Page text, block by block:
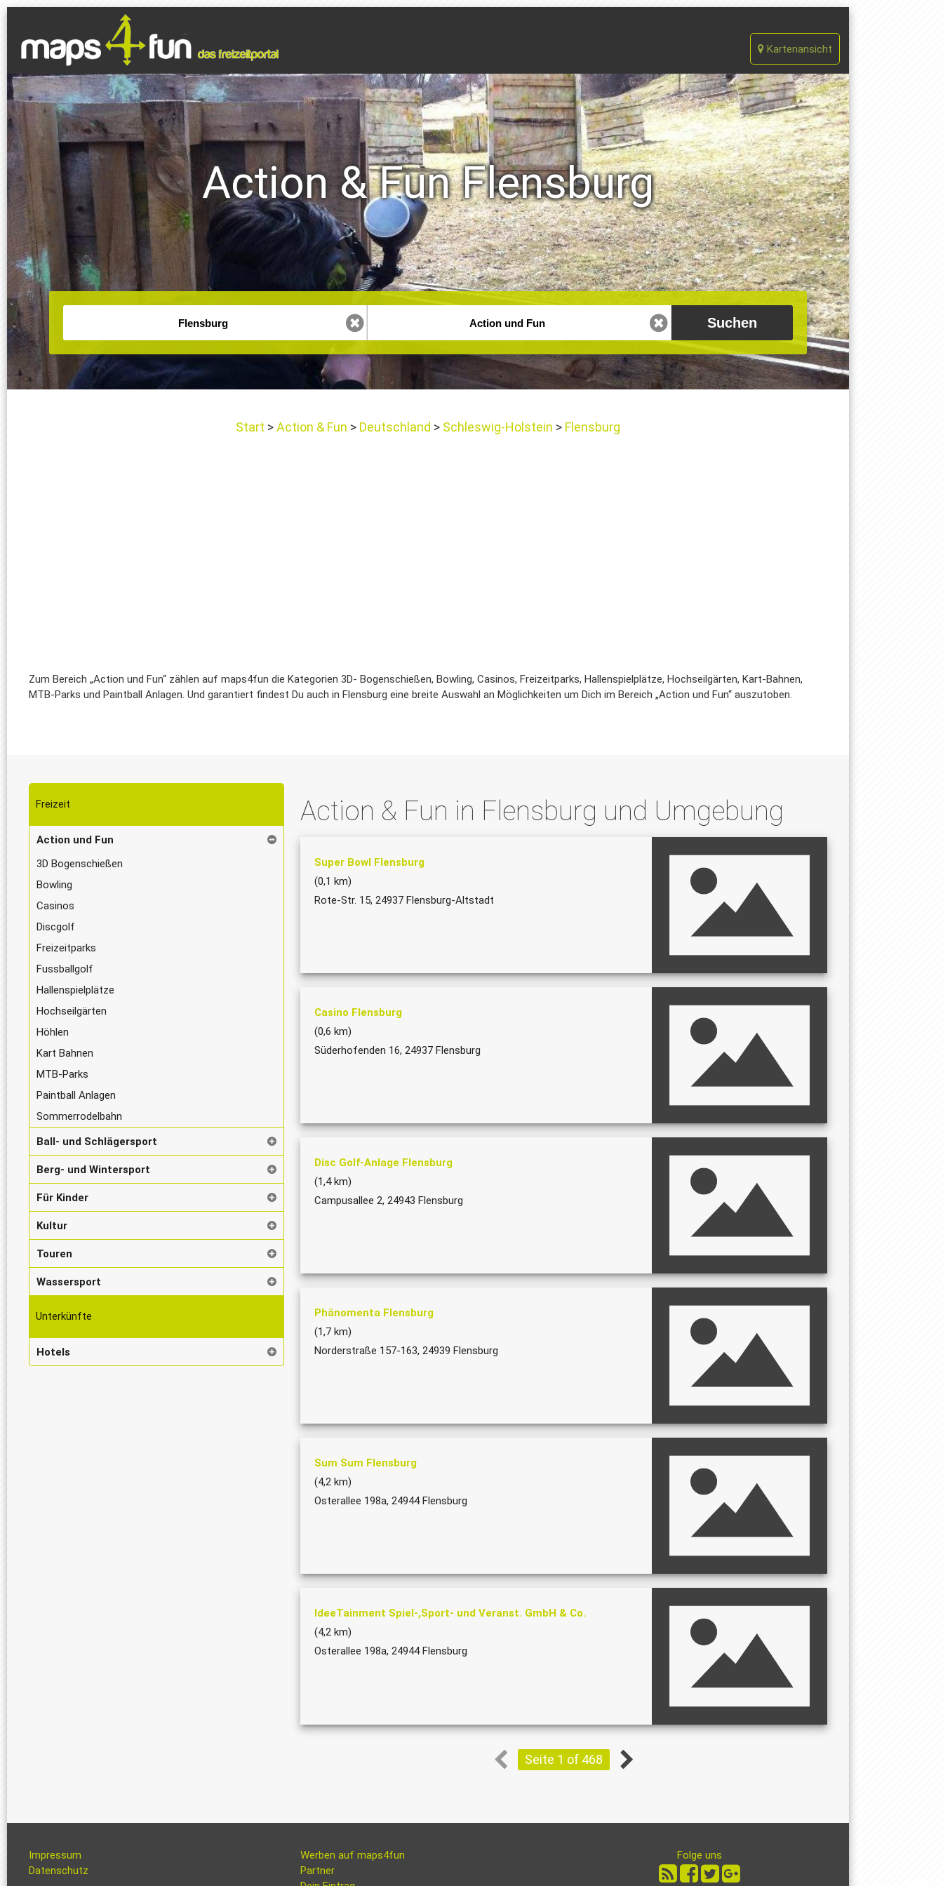
Kartenansicht
Action & Fun Flensburg
Start Action & Fun Deutschland Schleswig-Holstein Flensburg
Zum Bereich „Action und Fun“ zählen auf maps4fun die Kategorien 3D- Bogenschießen, Bowling, Casinos, Freizeitparks, Hallenspielplätze, Hochseilgärten, Kart-Bahnen,
MTB-Parks und Paintball Anlagen. Und garantiert findest Du auch in Flensburg eine breite Auswahl an Möglichkeiten um Dich im Bereich „Action und Fun“ auszutoben.
Freizeit
Action und Fun
3D Bogenschießen
Bowling
Casinos
Discgolf
Freizeitparks
Fussballgolf
Hallenspielplätze
Hochseilgärten
Höhlen
Kart Bahnen
MTB-Parks
Paintball Anlagen
Sommerrodelbahn
Ball- und Schlägersport
Berg- und Wintersport
Für Kinder
Kultur
Touren
Wassersport
Unterkünfte
Hotels
Action & Fun in Flensburg und Umgebung
Super Bowl Flensburg
(0,1 km)
Rote-Str. 15, 24937 Flensburg-Altstadt
Casino Flensburg
(0,6 km)
Süderhofenden 16, 24937 Flensburg
Disc Golf-Anlage Flensburg
(1,4 km)
Campusallee 2, 24943 Flensburg
Phänomenta Flensburg
(1,7 km)
Norderstraße 157-163, 24939 Flensburg
Sum Sum Flensburg
(4,2 km)
Osterallee 198a, 24944 Flensburg
IdeeTainment Spiel-,Sport- und Veranst. GmbH & Co.
(4,2 km)
Osterallee 198a, 24944 Flensburg
Seite 1 of 468
Impressum
Datenschutz
Werben auf maps4fun
Partner
Folge uns